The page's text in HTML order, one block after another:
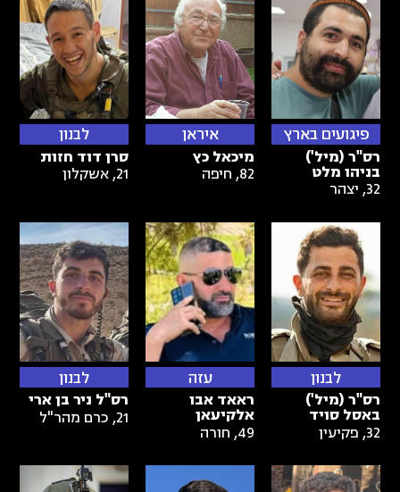
פיגועים בארץ
רס"ר (מיל')
בניהו מלט
32
, יצהר
איראן
מיכאל כץ
82
, חיפה
לבנון
סרן דוד חזות
21
,אשקלון
לבנון
רס"ר (מיל')
באסל סויד
32
, פקיעין
עזה
ראאד אבו
אלקיעאן
49
, חורה
לבנון
רס"ל ניר בן ארי
21
, כרם מהר"ל